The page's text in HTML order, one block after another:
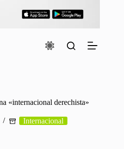
«internacional derechista»
Internacional